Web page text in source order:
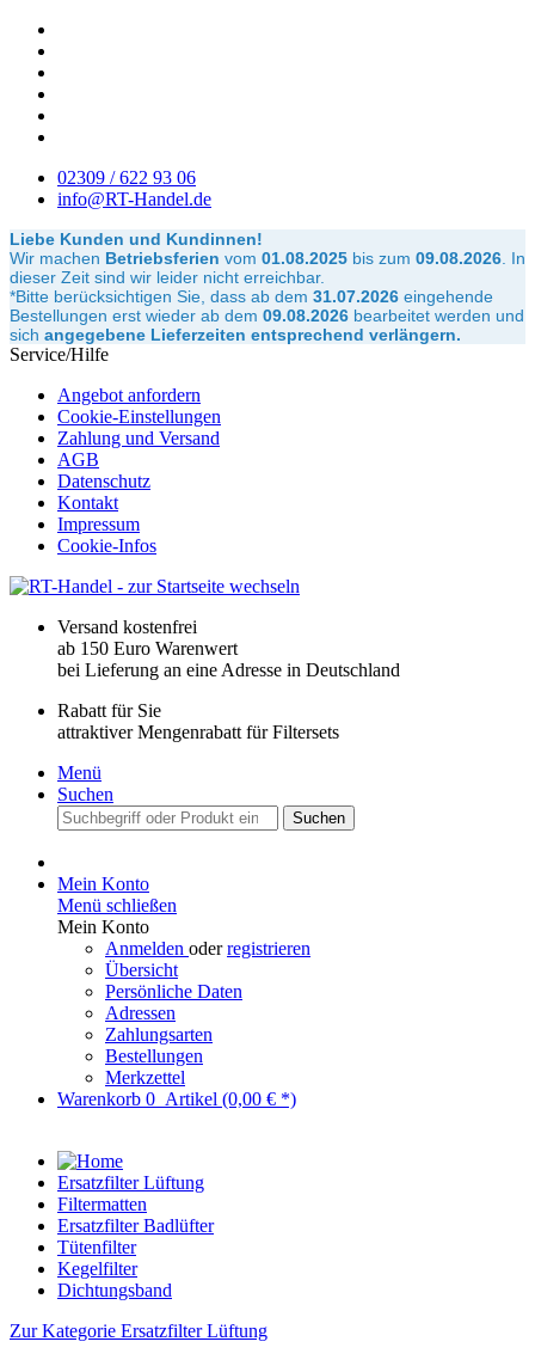
02309 / 622 93 06
info@RT-Handel.de
Liebe Kunden und Kundinnen!
Wir machen Betriebsferien vom 01.08.2025 bis zum 09.08.2026 In
dieser Zeit sind wir leider nicht erreichbar.
*Bitte berücksichtigen Sie, dass ab dem 31.07.2026 eingehende
Bestellungen erst wieder ab dem 09.08.2026 bearbeitet werden und
sich angegebene Lieferzeiten entsprechend verlängern.
Service/Hilfe
Angebot anfordern
Cookie-Einstellungen
Zahlung und Versand
AGB
Datenschutz
Kontakt
Impressum
Cookie-Infos
Versand kostenfrei
ab 150 Euro Warenwert
bei Lieferung an eine Adresse in Deutschland
Rabatt für Sie
attraktiver Mengenrabatt für Filtersets
Menü
Suchen
Suchen
Mein Konto
Menü schließen
Mein Konto
Anmelden oderregistrieren
Übersicht
Persönliche Daten
Adressen
Zahlungsarten
Bestellungen
Merkzettel
Warenkorb 0 Artikel (0,00 € *)
Ersatzfilter Lüftung
Filtermatten
Ersatzfilter Badlüfter
Tütenfilter
Kegelfilter
Dichtungsband
Zur Kategorie Ersatzfilter Lüftung